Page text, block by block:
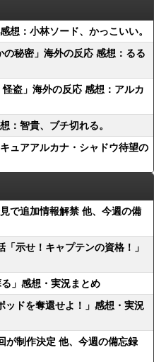
想：小林ソード、かっこいい。
秘密」海外の反応 感想：るる
盗」海外の反応 感想：アルカ
：智貴、ブチ切れる。
ュアアルカナ・シャドウ待望の
で追加情報解禁 他、今週の備
「示せ！キャプテンの資格！」
」感想・実況まとめ
ッドを奪還せよ！」感想・実況
が制作決定 他、今週の備忘録